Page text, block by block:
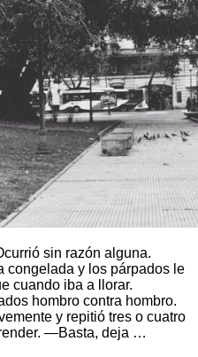
sin razón alguna.
congelada y los párpados le
cuando iba a llorar.
hombro contra hombro.
y repitió tres o cuatro
—Basta, deja …